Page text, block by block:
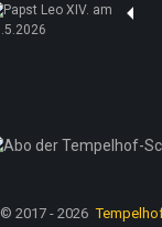
© 2017 - 2026